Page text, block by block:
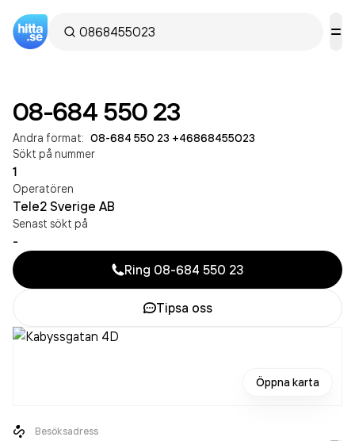
08-684 550 23
Andra format: 08-684 550 23 +46868455023
Sökt på nummer
1
Operatören
Tele2 Sverige AB
Senast sökt på
-
Ring 08-684 550 23
Tipsa oss
Öppna karta
Besöksadress